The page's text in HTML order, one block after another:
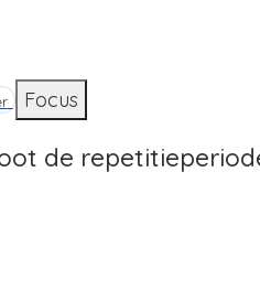
Focus
de